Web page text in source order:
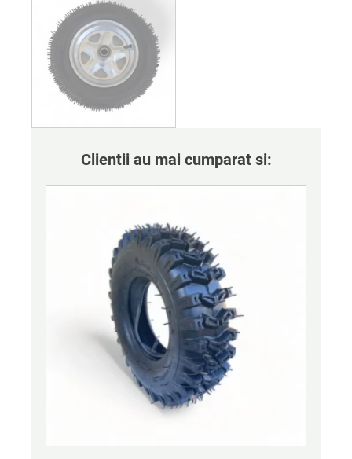
Clientii au mai cumparat si: